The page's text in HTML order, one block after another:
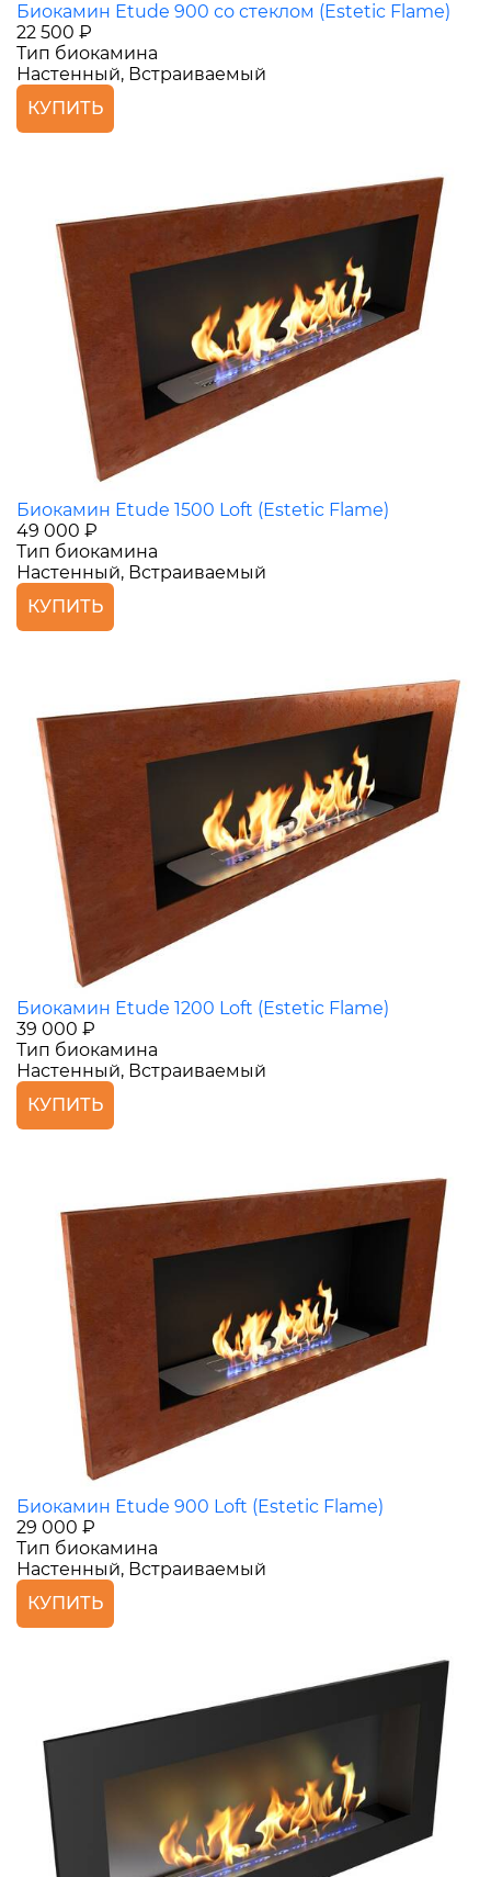
Биокамин Etude 900 со стеклом (Estetic Flame)
22 500 ₽
Тип биокамина
Настенный, Встраиваемый
КУПИТЬ
Биокамин Etude 1500 Loft (Estetic Flame)
49 000 ₽
Тип биокамина
Настенный, Встраиваемый
КУПИТЬ
Биокамин Etude 1200 Loft (Estetic Flame)
39 000 ₽
Тип биокамина
Настенный, Встраиваемый
КУПИТЬ
Биокамин Etude 900 Loft (Estetic Flame)
29 000 ₽
Тип биокамина
Настенный, Встраиваемый
КУПИТЬ